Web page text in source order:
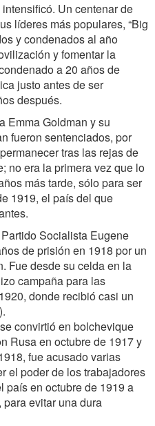
Un centenar de
líderes más populares, “Big
y condenados al año
y fomentar la
a 20 años de
justo antes de ser
después.
Emma Goldman y su
fueron sentenciados, por
tras las rejas de
no era la primera vez que lo
más tarde, sólo para ser
1919, el país del que
Socialista Eugene
de prisión en 1918 por un
Fue desde su celda en la
campaña para las
donde recibió casi un
convirtió en bolchevique
Rusa en octubre de 1917 y
fue acusado varias
el poder de los trabajadores
país en octubre de 1919 a
evitar una dura